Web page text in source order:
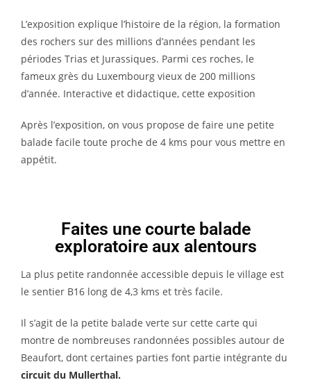
L’exposition explique l’histoire de la région, la formation
des rochers sur des millions d’années pendant les
périodes Trias et Jurassiques. Parmi ces roches, le
fameux grès du Luxembourg vieux de 200 millions
d’année. Interactive et didactique, cette exposition
Après l’exposition, on vous propose de faire une petite
balade facile toute proche de 4 kms pour vous mettre en
appétit.
Faites une courte balade
exploratoire aux alentours
La plus petite randonnée accessible depuis le village est
le sentier B16 long de 4,3 kms et très facile.
Il s’agit de la petite balade verte sur cette carte qui
montre de nombreuses randonnées possibles autour de
Beaufort, dont certaines parties font partie intégrante du
circuit du Mullerthal.